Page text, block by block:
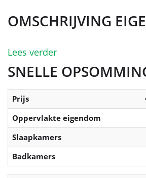
OMSCHRIJVING
Lees verder
SNELLE
Prijs
Oppervlakte eigendom
Slaapkamers
Badkamers